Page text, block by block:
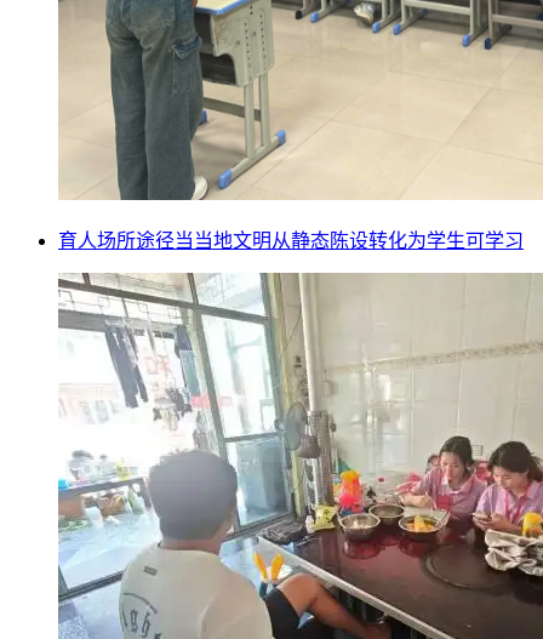
育人场所途径当当地文明从静态陈设转化为学生可学习